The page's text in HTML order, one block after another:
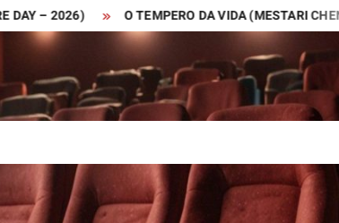
2026) O TEMPERO DA VIDA (MESTARI CHENG –